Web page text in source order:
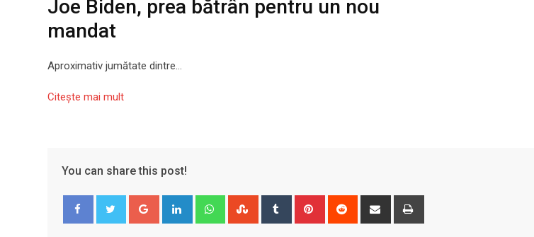
Joe Biden, prea bătrân pentru un nou
mandat
Aproximativ jumătate dintre…
Citeşte mai mult
You can share this post!
Google+ LinkedIn WhatsappStumbleUpon
Tumblr Pinterest Reddit
Share